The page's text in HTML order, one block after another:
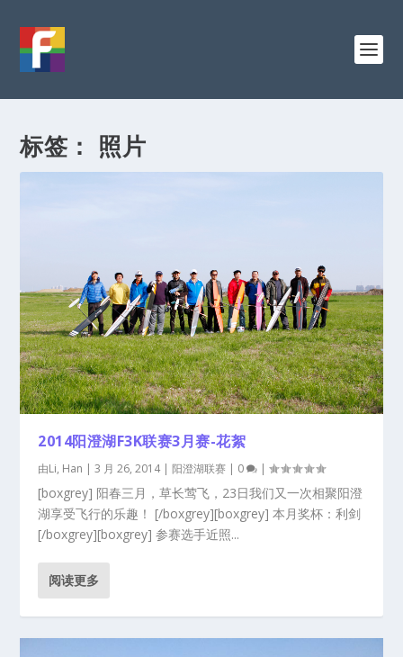
标签： 照片
2014阳澄湖F3K联赛3月赛-花絮
由Li, Han |3 月 26, 2014|阳澄湖联赛 | 0 |
[boxgrey] 阳春三月，草长莺飞，23日我们又一次相聚阳澄
湖享受飞行的乐趣！ [/boxgrey][boxgrey] 本月奖杯：利剑
[/boxgrey][boxgrey] 参赛选手近照...
阅读更多